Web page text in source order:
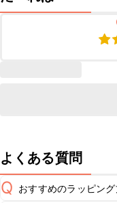
よくある質問
Q おすすめのラッピン